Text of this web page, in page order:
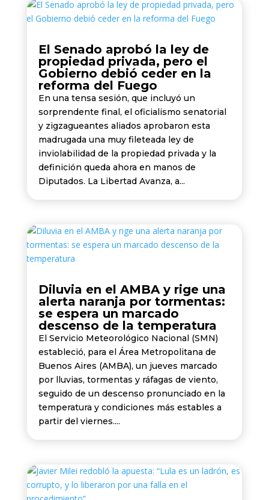
El Senado aprobó la ley de
propiedad privada, pero el
Gobierno debió ceder en la
reforma del Fuego
En una tensa sesión, que incluyó un
sorprendente final, el oficialismo senatorial
y zigzagueantes aliados aprobaron esta
madrugada una muy fileteada ley de
inviolabilidad de la propiedad privada y la
definición queda ahora en manos de
Diputados. La Libertad Avanza, a...
Diluvia en el AMBA y rige una
alerta naranja por tormentas:
se espera un marcado
descenso de la temperatura
El Servicio Meteorológico Nacional (SMN)
estableció, para el Área Metropolitana de
Buenos Aires (AMBA), un jueves marcado
por lluvias, tormentas y ráfagas de viento,
seguido de un descenso pronunciado en la
temperatura y condiciones más estables a
partir del viernes....